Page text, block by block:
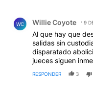
WC Willie Coyote 9
Al que hay que
salidas sin
disparatado
jueces siguen
RESPONDER 3